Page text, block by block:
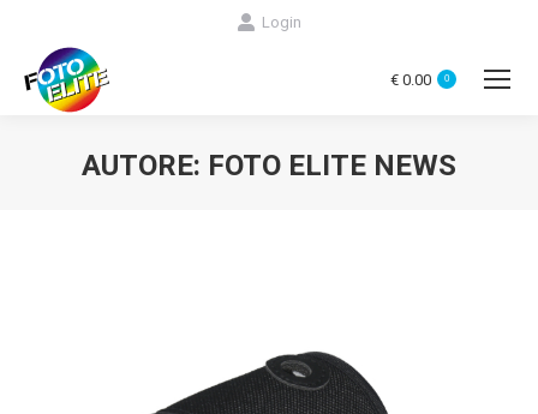
Login
€ 0.00 0
AUTORE: FOTO ELITE NEWS